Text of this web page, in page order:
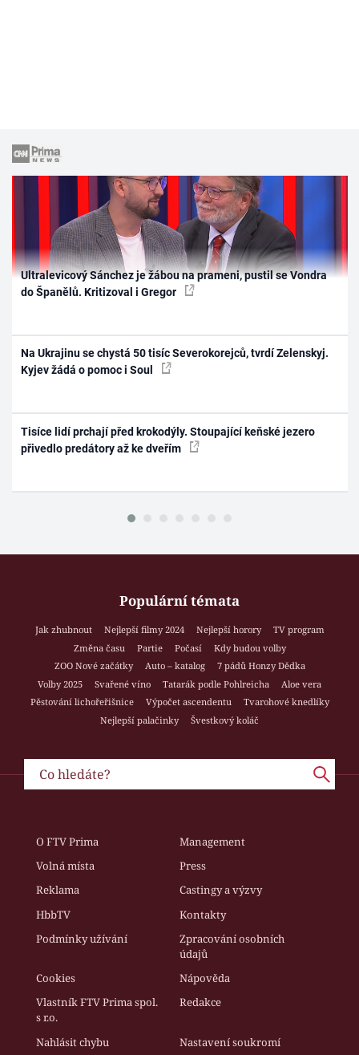
Ultralevicový Sánchez je žábou na prameni, pustil se Vondra
do Španělů. Kritizoval i Gregor
Na Ukrajinu se chystá 50 tisíc Severokorejců, tvrdí Zelenskyj.
Kyjev žádá o pomoc i Soul
Tisíce lidí prchají před krokodýly. Stoupající keňské jezero
přivedlo predátory až ke dveřím
Populární témata
Jak zhubnout Nejlepší filmy 2024 Nejlepší horory
TV program
Změna času
Partie Počasí
Kdy budou volby
ZOO Nové začátky
Auto – katalog
7 pádů Honzy Dědka
Volby 2025
Svařené víno Tatarák podle Pohlreicha
Aloe vera
Pěstování lichořeřišnice
Výpočet ascendentu
Tvarohové knedlíky
Nejlepší palačinky
Švestkový koláč
O FTV Prima
Management
Volná místa
Press
Reklama
Castingy a výzvy
HbbTV
Kontakty
Podmínky užívání
Zpracování osobních
údajů
Cookies
Nápověda
Vlastník FTV Prima spol.
s r.o.
Redakce
Nahlásit chybu Nastavení soukromí